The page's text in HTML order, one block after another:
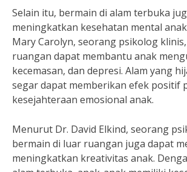
Selain itu, bermain di alam terbuka
meningkatkan kesehatan mental
Mary Carolyn, seorang psikolog
ruangan dapat membantu anak
kecemasan, dan depresi. Alam yang
segar dapat memberikan efek positif
kesejahteraan emosional anak.
Menurut Dr. David Elkind, seorang
bermain di luar ruangan juga dapat
meningkatkan kreativitas anak.